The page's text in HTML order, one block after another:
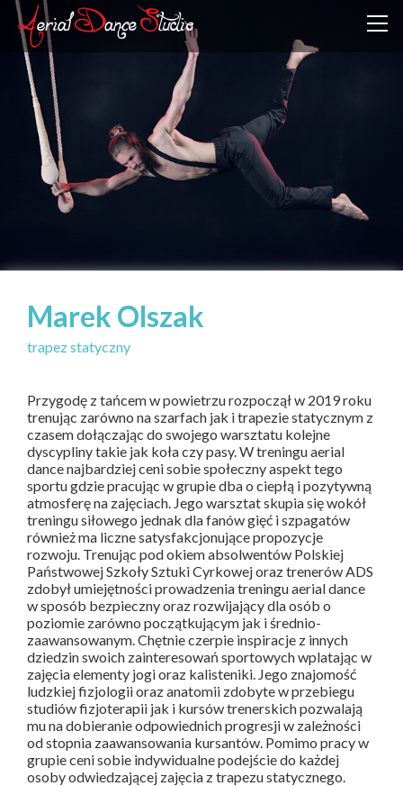
Marek Olszak
trapez statyczny
Przygodę z tańcem w powietrzu rozpoczął w 2019 roku
trenując zarówno na szarfach jak i trapezie statycznym z
czasem dołączając do swojego warsztatu kolejne
dyscypliny takie jak koła czy pasy. W treningu aerial
dance najbardziej ceni sobie społeczny aspekt tego
sportu gdzie pracując w grupie dba o ciepłą i pozytywną
atmosferę na zajęciach. Jego warsztat skupia się wokół
treningu siłowego jednak dla fanów gięć i szpagatów
również ma liczne satysfakcjonujące propozycje
rozwoju. Trenując pod okiem absolwentów Polskiej
Państwowej Szkoły Sztuki Cyrkowej oraz trenerów ADS
zdobył umiejętności prowadzenia treningu aerial dance
w sposób bezpieczny oraz rozwijający dla osób o
poziomie zarówno początkującym jak i średnio-
zaawansowanym. Chętnie czerpie inspiracje z innych
dziedzin swoich zainteresowań sportowych wplatając w
zajęcia elementy jogi oraz kalisteniki. Jego znajomość
ludzkiej fizjologii oraz anatomii zdobyte w przebiegu
studiów fizjoterapii jak i kursów trenerskich pozwalają
mu na dobieranie odpowiednich progresji w zależności
od stopnia zaawansowania kursantów. Pomimo pracy w
grupie ceni sobie indywidualne podejście do każdej
osoby odwiedzającej zajęcia z trapezu statycznego.